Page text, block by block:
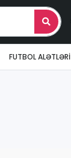
FUTBOL ALƏTLƏRI